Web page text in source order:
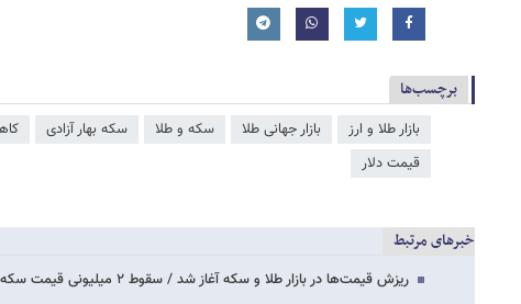
برچسب‌ها
بازار طلا و ارز بازار جهانی طلا سکه و طلا سکه بهار آزادی
قیمت دلار
خبرهای مرتبط
ریزش قیمت‌ها در بازار طلا و سکه آغاز شد / سقوط ۲ میلیونی قیمت سکه